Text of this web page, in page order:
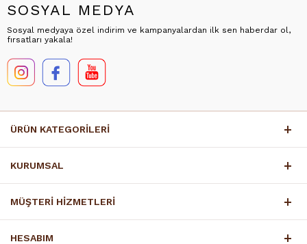
SOSYAL MEDYA
Sosyal medyaya özel indirim ve kampanyalardan ilk sen haberdar ol,
fırsatları yakala!
ÜRÜN KATEGORİLERİ
KURUMSAL
MÜŞTERİ HİZMETLERİ
HESABIM